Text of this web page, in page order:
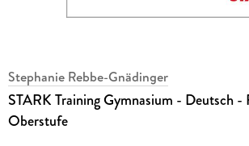
Stephanie Rebbe-Gnädinger
STARK Training Gymnasium - Deutsch -
Oberstufe